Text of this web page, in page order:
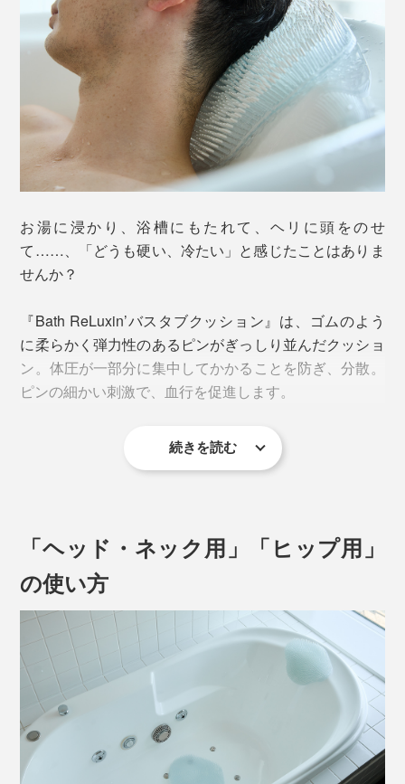
トレス緩和の手段です。
「お湯に10分間浸かっていられない」という人もいると
思いますが、それは湯船でリラックスしきれていないだ
けかも。
『Bath ReLuxin’バスタブクッション』があれば、未知
のくつろぎレベル。ふわ〜っと力が抜ききれて、気分も
お湯に浸かり、浴槽にもたれて、ヘリに頭をのせ
て……、「どうも硬い、冷たい」と感じたことはありま
せんか？
『Bath ReLuxin’バスタブクッション』は、ゴムのよう
に柔らかく弾力性のあるピンがぎっしり並んだクッショ
ン。体圧が一部分に集中してかかることを防ぎ、分散。
ピンの細かい刺激で、血行を促進します。
ピンの配列は放射状。裏は平らではなく、ドーム状に底
上げされていて、上から力が加わるとほどよくくぼみ、
ピンが頭やヒップを包み込む構造です。
続きを読む
「ヘッド・ネック用」「ヒップ用」
の使い方